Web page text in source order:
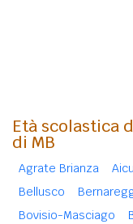
Età scolastica
di MB
Agrate Brianza
Bellusco
Bovisio-Masciago